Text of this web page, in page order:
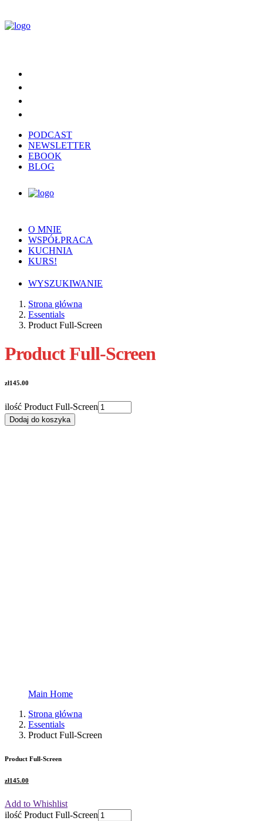
PODCAST
NEWSLETTER
EBOOK
BLOG
O MNIE
WSPÓŁPRACA
KUCHNIA
KURS!
WYSZUKIWANIE
Strona główna
Essentials
Product Full-Screen
Product Full-Screen
zł145.00
ilość Product Full-Screen
Dodaj do koszyka
Main Home
Strona główna
Essentials
Product Full-Screen
Product Full-Screen
zł145.00
Add to Whishlist
ilość Product Full-Screen